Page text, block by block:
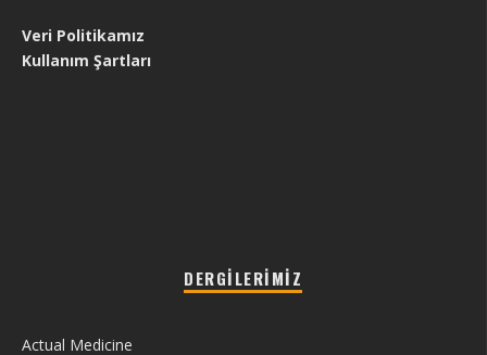
Veri Politikamız
Kullanım Şartları
DERGILERIMIZ
Actual Medicine